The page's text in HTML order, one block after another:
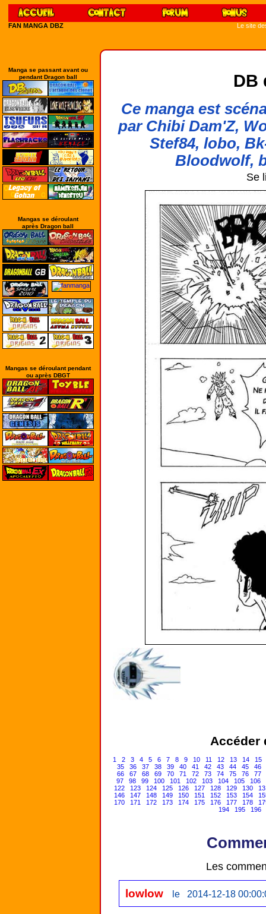
FAN MANGA DBZ Le site
Manga se passant avant ou
pendant Dragon ball
Mangas se déroulant
après Dragon ball
Mangas se déroulant pendant
ou après DBGT
DB
Ce manga est
par Chibi Dam'Z,
Stef84, lobo,
Bloodwolf,
Se
Accéder
1 2 3 4 5 6 7 8 9 10 11 12 13 14
15
35
36 37 38 39 40 41 42 43 44 45
46
66
67 68 69 70 71 72 73 74 75 76
77
97
98 99 100 101 102 103 104 105
106
122
123 124 125 126 127 128 129 130
146
147 148 149 150 151 152 153 154
170
171 172 173 174 175 176 177 178
194
195 196
Les
lowlow le 2014-12-18